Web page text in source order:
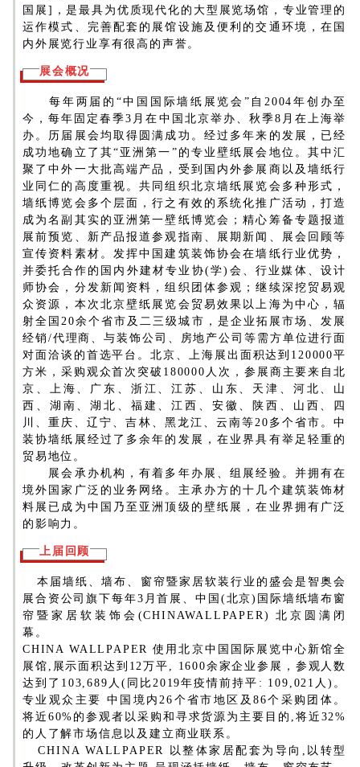
国展]，是最具为优质现代化的大型展览场馆，专业管理的
运作模式、完善配套的展馆设施及便利的交通环境，在国
内外展览行业享有很高的声誉。
展会概况
每年两届的“中国国际墙纸展览会”自2004年创办至
今，每年固定春季3月在中国北京举办、秋季8月在上海举
办。历届展会均取得圆满成功。经过多年来的发展，已经
成功地确立了其“亚洲第一”的专业壁纸展会地位。其中汇
聚了中外一大批高端产品，受到国内外参展商以及墙纸行
业同仁的高度重视。共同组织北京墙纸展览会多种形式，
墙纸博览会多个层面，行之有效的系统化推广活动，打造
成为名副其实的亚洲第一壁纸博览会；精心筹备专题报道
展前预览、新产品报道参观指南、展期新闻、展会回顾等
宣传资料素材。发挥中国建筑装饰协会在墙纸行业优势，
并委托合作的国内外建材专业协(学)会、行业媒体、设计
师协会，分发新闻资料，组织团体参观；继续深挖贸易观
众资源，本次北京壁纸展览会贸易效果以上海为中心，辐
射全国20余个省市及二三级城市，是企业拓展市场、发展
经销/代理商、与装饰公司、房地产公司等需方单位进行面
对面洽谈的首选平台。北京、上海展出面积达到120000平
方米，采购观众首次突破180000人次，参展商主要来自北
京、上海、广东、浙江、江苏、山东、天津、河北、山
西、湖南、湖北、福建、江西、安徽、陕西、山西、四
川、重庆、辽宁、吉林、黑龙江、云南等20多个省市。中
装协墙纸展经过了多余年的发展，在业界具有举足轻重的
贸易地位。
展会承办机构，有着多年办展、组展经验。并拥有在
境外国家广泛的业务网络。主承办方的十几个建筑装饰材
料展已成为中国乃至亚洲顶级的壁纸展，在业界拥有广泛
的影响力。
上届回顾
本届墙纸、墙布、窗帘暨家居软装行业的盛会是智奥会
展合资公司旗下每年3月首展、中国(北京)国际墙纸墙布窗
帘暨家居软装饰会(CHINAWALLPAPER) 北京圆满闭
幕。
CHINA WALLPAPER 使用北京中国国际展览中心新馆全
展馆,展示面积达到12万平, 1600余家企业参展，参观人数
达到了103,689人(同比2019年疫情前持平: 109,021人)。
专业观众主要 中国境内26个省市地区及86个采购团体。
将近60%的参观者以采购和寻求货源为主要目的,将近32%
的人了解市场信息以及建立商业联系。
CHINA WALLPAPER 以整体家居配套为导向,以转型